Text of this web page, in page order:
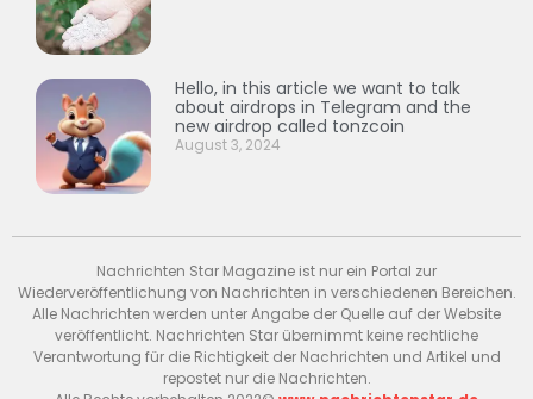
Hello, in this article we want to talk
about airdrops in Telegram and the
new airdrop called tonzcoin
August 3, 2024
Nachrichten Star Magazine ist nur ein Portal zur
Wiederveröffentlichung von Nachrichten in verschiedenen Bereichen.
Alle Nachrichten werden unter Angabe der Quelle auf der Website
veröffentlicht. Nachrichten Star übernimmt keine rechtliche
Verantwortung für die Richtigkeit der Nachrichten und Artikel und
repostet nur die Nachrichten.